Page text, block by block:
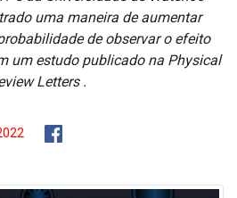
uma maneira de aumentar
de observar o efeito
um estudo publicado na Physical
Letters .